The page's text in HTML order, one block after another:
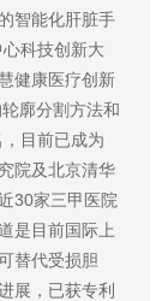
智能化肝脏手
科技创新大
健康医疗创新
廓分割方法和
目前已成为
院及北京清华
30家三甲医院
是目前国际上
替代受损胆
展，已获专利